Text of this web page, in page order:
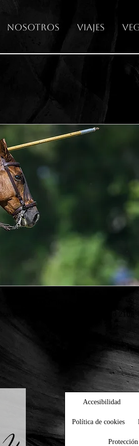
Nosotros Viajes
y derribo" de las reses bravas.
ecológicas) Papel foto satin brillo 210g
Accesibilidad
Política de cookies
Protección